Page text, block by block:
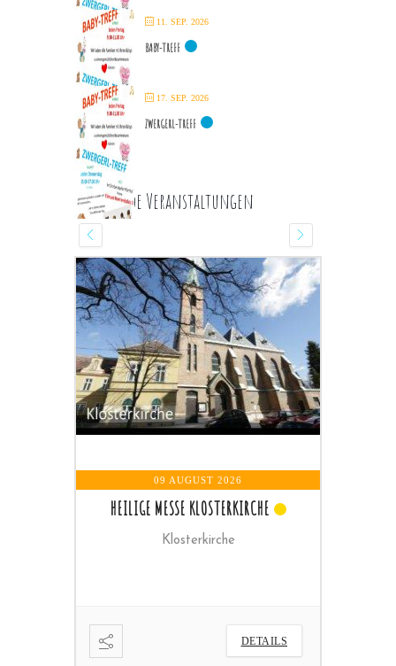
11. SEP. 2026
BABY-TREFF
17. SEP. 2026
ZWERGERL-TREFF
Kommende Veranstaltungen
09 AUGUST 2026
HEILIGE MESSE KLOSTERKIRCHE
Klosterkirche
DETAILS